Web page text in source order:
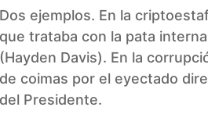
Dos ejemplos. En la
que trataba con la pata
(Hayden Davis). En la
de coimas por el eyectado
del Presidente.